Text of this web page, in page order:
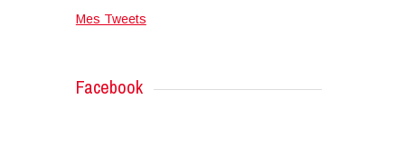
Mes Tweets
Facebook